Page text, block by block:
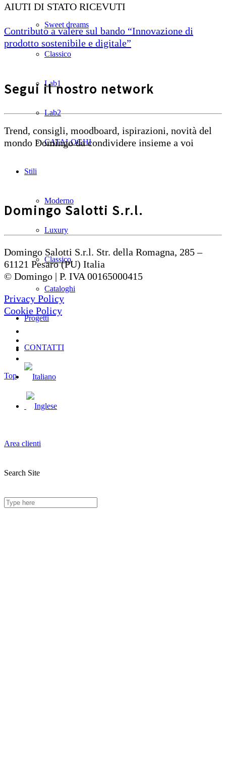
Sweet dreams
Classico
Lab1
Lab2
CATALOGHI
Stili
Moderno
Luxury
Classico
Cataloghi
Progetti
CONTATTI
Area clienti
Search Site
AIUTI DI STATO RICEVUTI
Contributo a valere sul bando “Innovazione di
prodotto sostenibile e digitale”
Segui il nostro network
Trend, consigli, moodboard, ispirazioni, novità del
mondo Domingo da condividere insieme a voi
Domingo Salotti S.r.l.
Domingo Salotti S.r.l. Str. della Romagna, 285 –
61121 Pesaro (PU) Italia
© Domingo | P. IVA 00165000415
Privacy Policy
Cookie Policy
Top